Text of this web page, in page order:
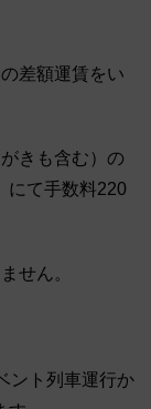
差額運賃をい
きも含む）の
にて手数料220
せん。
ント列車運行か